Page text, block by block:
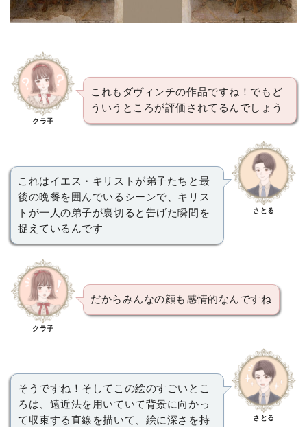
クラ子
これもダヴィンチの作品ですね！でもど
ういうところが評価されてるんでしょう
これはイエス・キリストが弟子たちと最
後の晩餐を囲んでいるシーンで、キリス
トが一人の弟子が裏切ると告げた瞬間を
捉えているんです
さとる
クラ子
だからみんなの顔も感情的なんですね
そうですね！そしてこの絵のすごいとこ
ろは、遠近法を用いていて背景に向かっ
て収束する直線を描いて、絵に深さを持
さとる